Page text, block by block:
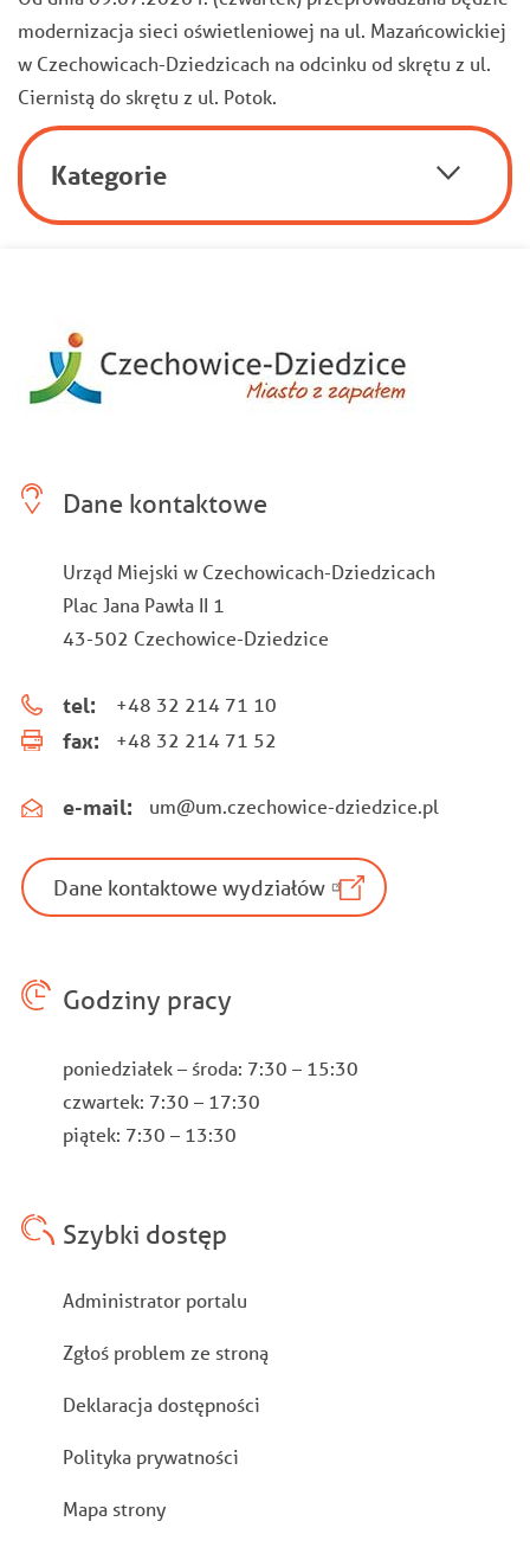
modernizacja sieci oświetleniowej na ul. Mazańcowickiej
w Czechowicach-Dziedzicach na odcinku od skrętu z ul.
Ciernistą do skrętu z ul. Potok.
Kategorie
Dane kontaktowe
Urząd Miejski w Czechowicach-Dziedzicach
Plac Jana Pawła II 1
43-502 Czechowice-Dziedzice
tel: +48 32 214 71 10
fax: +48 32 214 71 52
e-mail: um@um.czechowice-dziedzice.pl
Dane kontaktowe wydziałów
Godziny pracy
poniedziałek – środa: 7:30 – 15:30
czwartek: 7:30 – 17:30
piątek: 7:30 – 13:30
Szybki dostęp
Stopka
Administrator portalu
Zgłoś problem ze stroną
Deklaracja dostępności
Polityka prywatności
Mapa strony